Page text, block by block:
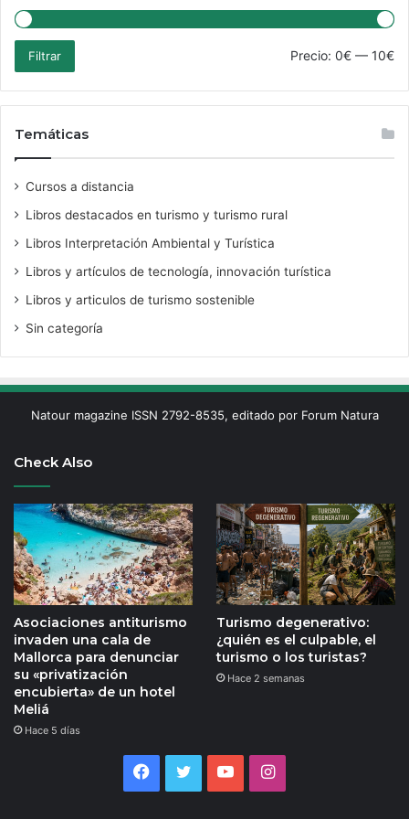
Filtrar Precio: 0€ — 10€
Temáticas
Cursos a distancia
Libros destacados en turismo y turismo rural
Libros Interpretación Ambiental y Turística
Libros y artículos de tecnología, innovación turística
Libros y articulos de turismo sostenible
Sin categoría
Natour magazine ISSN 2792-8535, editado por Forum Natura
Check Also
Asociaciones antiturismo
invaden una cala de
Mallorca para denunciar
su «privatización
encubierta» de un hotel
Meliá
Hace 5 días
Turismo degenerativo:
¿quién es el culpable, el
turismo o los turistas?
Hace 2 semanas
Facebook
TwitterYouTubeInstagram